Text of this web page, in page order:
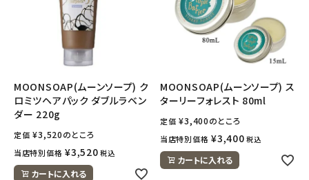
MOONSOAP(ムーンソープ) ク
ロミツヘアパック ダブルラベン
ダー 220g
定価 ¥3,520のところ
当店特別価格 ¥3,520 税込
カートに入れる
MOONSOAP(ムーンソープ) ス
ターリーフォレスト 80ml
定価 ¥3,400のところ
当店特別価格 ¥3,400 税込
カートに入れる